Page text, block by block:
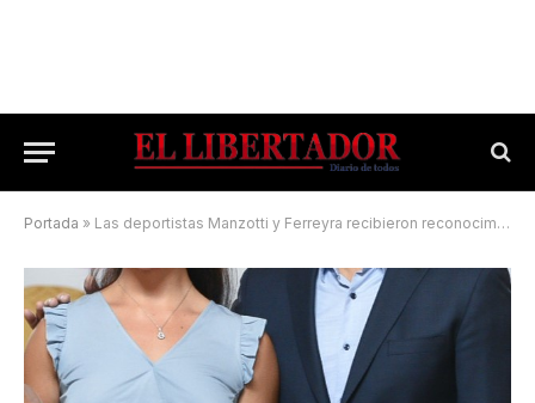
Portada » Las deportistas Manzotti y Ferreyra recibieron reconocimientos en el Día de la Mujer